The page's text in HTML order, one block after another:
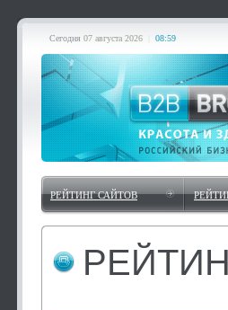
Сегодня 07 августа 2026 08:59
РЕЙТИНГ САЙТОВ